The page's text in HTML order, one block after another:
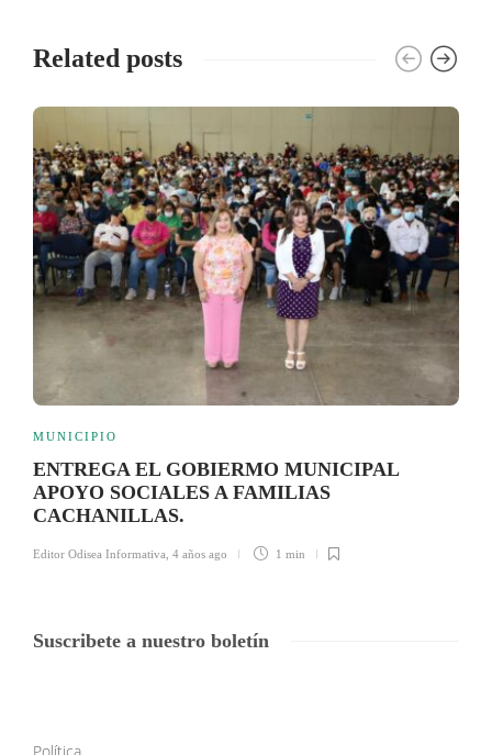
Related posts
MUNICIPIO
ENTREGA EL GOBIERMO MUNICIPAL
APOYO SOCIALES A FAMILIAS
CACHANILLAS.
Editor Odisea Informativa 4 años ago 1 min
Suscribete a nuestro boletín
Política